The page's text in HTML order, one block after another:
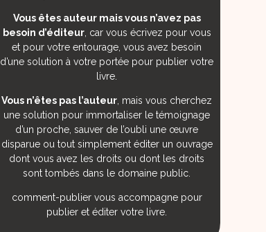
Vous êtes auteur mais vous n’avez pas
besoin d’éditeur, car vous écrivez pour vous
et pour votre entourage, vous avez besoin
d’une solution à votre portée pour publier votre
livre.
Vous n’êtes pas l’auteur , mais vous cherchez
une solution pour immortaliser le témoignage
d’un proche, sauver de l’oubli une œuvre
disparue ou tout simplement éditer un ouvrage
dont vous avez les droits ou dont les droits
sont tombés dans le domaine public.
comment-publier vous accompagne pour
publier et éditer votre livre.